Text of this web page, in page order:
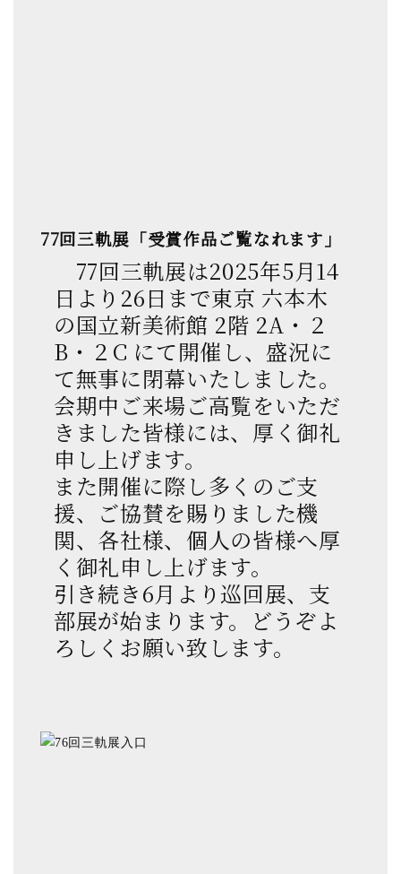
77回三軌展「受賞作品ご覧なれます」
77回三軌展は2025年5月14
日より26日まで東京 六本木
の国立新美術館 2階 2A・２
B・２C にて開催し、盛況に
て無事に閉幕いたしました。
会期中ご来場ご高覧をいただ
きました皆様には、厚く御礼
申し上げます。
また開催に際し多くのご支
援、ご協賛を賜りました機
関、各社様、個人の皆様へ厚
く御礼申し上げます。
引き続き6月より巡回展、支
部展が始まります。どうぞよ
ろしくお願い致します。